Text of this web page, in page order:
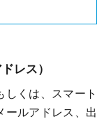
レス）
しくは、スマート
ールアドレス、出